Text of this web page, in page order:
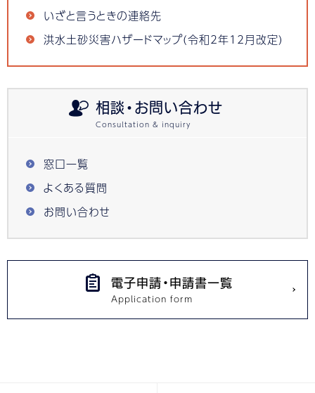
いざと言うときの連絡先
洪水土砂災害ハザードマップ(令和2年12月改定)
相談・お問い合わせ
窓口一覧
よくある質問
お問い合わせ
電子申請・申請書一覧